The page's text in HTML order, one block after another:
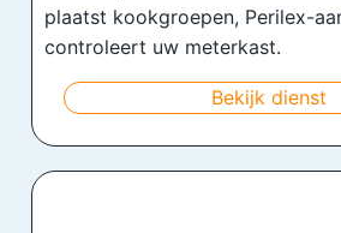
plaatst kookgroepen, Perilex-
controleert uw meterkast.
Bekijk dienst